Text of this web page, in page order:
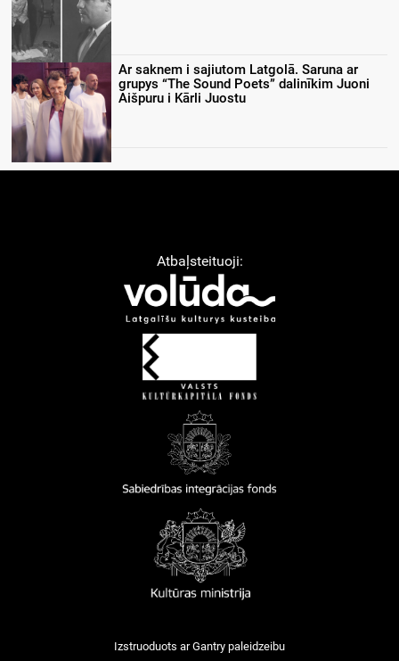
Ar saknem i sajiutom Latgolā. Saruna ar
grupys “The Sound Poets” dalinīkim Juoni
Aišpuru i Kārli Juostu
Atbaļsteituoji:
Izstruoduots arGantry paleidzeibu